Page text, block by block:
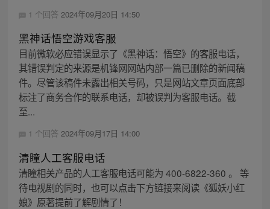
1 个回答 2024年09月20日 14:50
黑神话悟空游戏客服
目前微软必应错误显示了《黑神话：悟空》的客服电话，
其错误判定的来源是机锋网网站内部一篇已删除的新闻稿
件。尽管该稿件未露出相关号码，只是网站文章页面底部
标注了商务合作的联系电话，却被误判为客服电话。截
至...
1 个回答 2024年09月17日 14:00
清瞳人工客服电话
清瞳相关产品的人工客服电话可能为 400-6822-360 。 等
待电视剧的同时，也可以点击下方链接来阅读《狐妖小红
娘》原著提前了解剧情了！